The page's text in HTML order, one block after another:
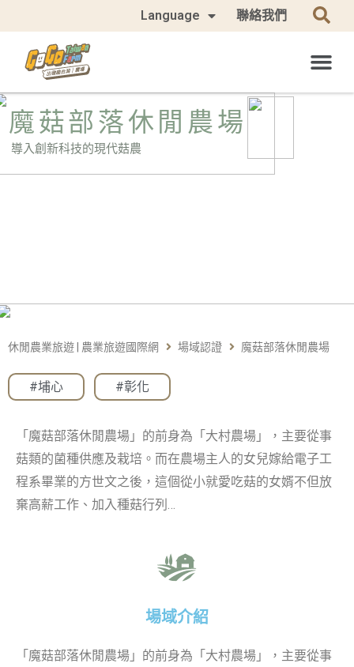
Language 聯絡我們
導入創新科技的現代菇農
魔菇部落休閒農場
休閒農業旅遊 | 農業旅遊國際網 場域認證 魔菇部落休閒農場
#埔心 #彰化
「魔菇部落休閒農場」的前身為「大村農場」，主要從事
菇類的菌種供應及栽培。而在農場主人的女兒嫁給電子工
程系畢業的方世文之後，這個從小就愛吃菇的女婿不但放
棄高薪工作、加入種菇行列…
場域介紹
「魔菇部落休閒農場」的前身為「大村農場」，主要從事